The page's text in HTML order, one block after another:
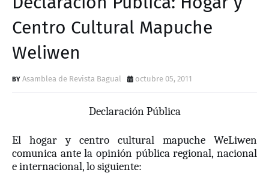
D
Centro Cultural Mapuche
Weliwen
Asamblea de Revista Bagual octubre 05, 2011
Declaración Pública
El hogar y centro cultural mapuche WeLiwen
comunica ante la opinión pública regional, nacional
e internacional, lo siguiente: